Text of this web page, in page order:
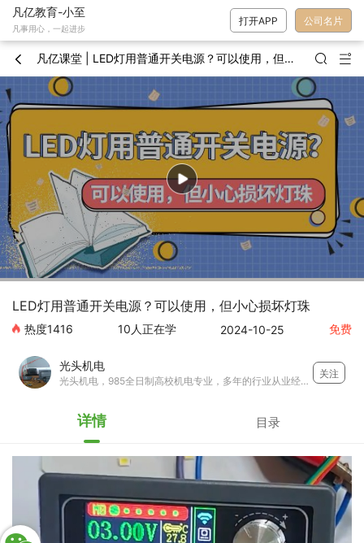
凡亿教育-小至
凡事用心，一起进步
打开APP 公司名片
 凡亿课堂 | LED灯用普通开关电源？可以使用，但小心损坏灯珠  
LED灯用普通开关电源？可以使用，但小心损坏灯珠
热度1416 10 人正在学 2024-10-25 免费
光头机电
光头机电，985全日制高校机电专业，多年的行业从业经验，有着丰富的电子电路理论基础和实际操作水平，多年的电子技术经验的积累和沉淀，现在在大型企业任职工程师和高级培训师
关注
详情 目录